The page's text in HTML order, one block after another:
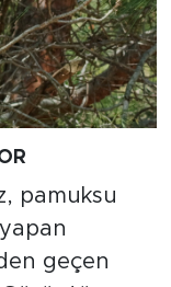
pamuksu
geçen